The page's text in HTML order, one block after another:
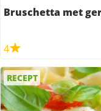
Bruschetta met
4
RECEPT